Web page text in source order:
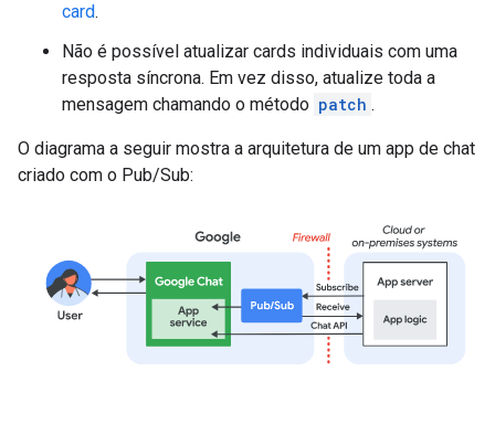
card.
Não é possível atualizar cards individuais com uma
resposta síncrona. Em vez disso, atualize toda a
mensagem chamando o método patch .
O diagrama a seguir mostra a arquitetura de um app de chat
criado com o Pub/Sub: